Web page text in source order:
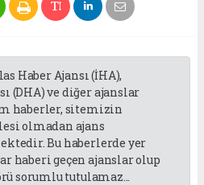
Haber Ajansı (İHA),
(DHA) ve diğer ajanslar
haberler, sitemizin
olmadan ajans
Bu haberlerde yer
haberi geçen ajanslar olup
sorumlu tutulamaz...